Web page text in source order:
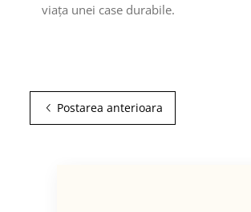
viața unei case durabile.
Postarea anterioara